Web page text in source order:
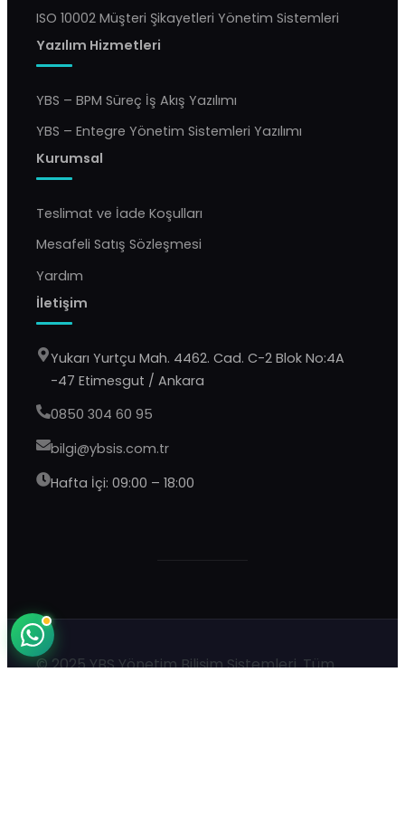
ISO 10002 Müşteri Şikayetleri Yönetim Sistemleri
Yazılım Hizmetleri
YBS – BPM Süreç İş Akış Yazılımı
YBS – Entegre Yönetim Sistemleri Yazılımı
Kurumsal
Teslimat ve İade Koşulları
Mesafeli Satış Sözleşmesi
Yardım
İletişim
Yukarı Yurtçu Mah. 4462. Cad. C-2 Blok No:4A
-47 Etimesgut / Ankara
0850 304 60 95
bilgi@ybsis.com.tr
Hafta İçi: 09:00 – 18:00
© 2025 YBS Yönetim Bilişim Sistemleri. Tüm
YBS Destek
Şu an çevrimdışı · 9:00–20:00 yanıtlıyoruz